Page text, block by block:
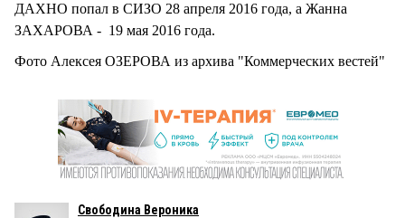
ДАХНО попал в СИЗО 28 апреля 2016 года, а Жанна
ЗАХАРОВА - 19 мая 2016 года.
Фото Алексея ОЗЕРОВА из архива "Коммерческих вестей"
Свободина Вероника